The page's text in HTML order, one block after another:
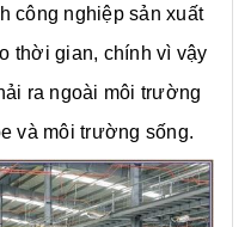
công nghiệp sản xuất
thời gian, chính vì vậy
ra ngoài môi trường
và môi trường sống.